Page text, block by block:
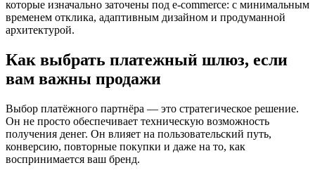
которые изначально заточены под e-commerce: с минимальным
временем отклика, адаптивным дизайном и продуманной
архитектурой.
Как выбрать платежный шлюз, если
вам важны продажи
Выбор платёжного партнёра — это стратегическое решение.
Он не просто обеспечивает техническую возможность
получения денег. Он влияет на пользовательский путь,
конверсию, повторные покупки и даже на то, как
воспринимается ваш бренд.